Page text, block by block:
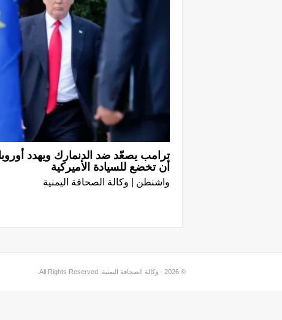
ترامب يصعّد ضد الدنمارك ويهدد
أن تخضع للسيادة الأميركية
واشنطن | وكالة الصحافة اليمنية
© 2026 - وكالة الصحافة اليمنية. All Rights Reserved.